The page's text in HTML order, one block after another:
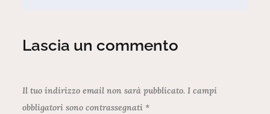
Lascia un commento
Il tuo indirizzo email non sarà pubblicato. I campi
obbligatori sono contrassegnati *